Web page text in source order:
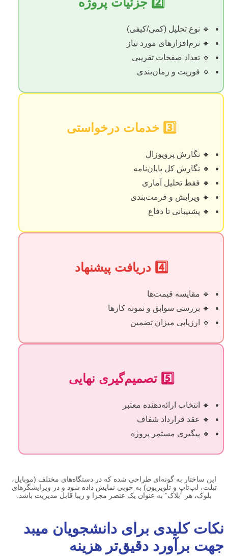
🔹 نوع تحلیل (کمی/کیفی)
🔹 نرم‌افزارهای مورد نیاز
🔹 تعداد صفحات تقریبی
🔹 فوریت و زمان‌بندی
3️⃣ خدمات درخواستی
🔸 نگارش پروپوزال
🔸 نگارش کل پایان‌نامه
🔸 فقط تحلیل آماری
🔸 ویرایش و فرمت‌بندی
🔸 پشتیبانی تا دفاع
4️⃣ دریافت پیشنهاد
🔹 مقایسه قیمت‌ها
🔹 بررسی سوابق و نمونه کارها
🔹 ارزیابی میزان تضمین
5️⃣ تصمیم‌گیری نهایی
🔸 انتخاب ارائه‌دهنده معتبر
🔸 عقد قرارداد شفاف
🔸 پیگیری مستمر پروژه
این ساختار به گونه‌ای طراحی شده که در دستگاه‌های مختلف (موبایل،
تبلت، لپ‌تاپ و تلویزیون) به خوبی نمایش داده شود و در ویرایشگرهای
بلوک، هر “بلاک” به عنوان یک عنصر مجزا و زیبا قابل مدیریت باشد.
نکات کلیدی برای دانشجویان میبد
جهت برآورد دقیق‌تر هزینه